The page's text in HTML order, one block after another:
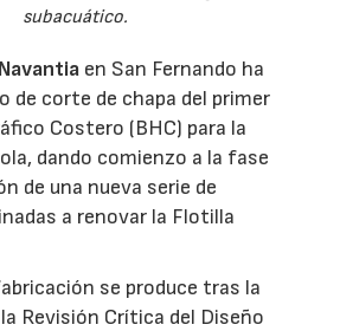
subacuático.
Navantia en San Fernando ha
de corte de chapa del primer
Costero (BHC) para la
dando comienzo a la fase
de una nueva serie de
a renovar la Flotilla
se produce tras la
Revisión Crítica del Diseño